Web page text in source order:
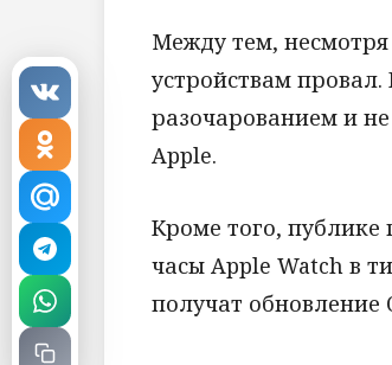
Между тем,
устройствам
разочарованием и
Apple.
Кроме того, публике
часы Apple Watch в
получат обновление